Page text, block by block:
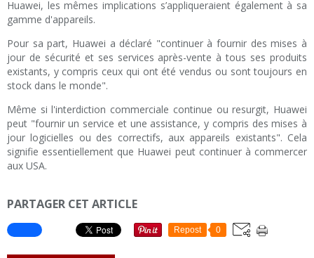
Huawei, les mêmes implications s’appliqueraient également à sa
gamme d'appareils.
Pour sa part, Huawei a déclaré "continuer à fournir des mises à
jour de sécurité et ses services après-vente à tous ses produits
existants, y compris ceux qui ont été vendus ou sont toujours en
stock dans le monde".
Même si l'interdiction commerciale continue ou resurgit, Huawei
peut "fournir un service et une assistance, y compris des mises à
jour logicielles ou des correctifs, aux appareils existants". Cela
signifie essentiellement que Huawei peut continuer à commercer
aux USA.
PARTAGER CET ARTICLE
Repost 0